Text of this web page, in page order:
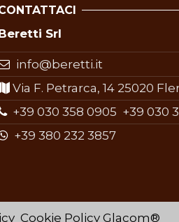
Srl
info@beretti.it
Via F. Petrarca, 14 25020
+39 030 358 0905 +39 030
+39 380 232 3857
Cookie Policy Glacom®